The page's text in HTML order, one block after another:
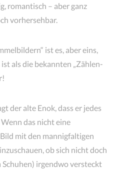
romantisch – aber ganz
vorhersehbar.
ist es, aber eins,
als die bekannten „Zählen-
der alte Enok, dass er jedes
das nicht eine
mit den mannigfaltigen
ob sich nicht doch
Schuhen) irgendwo versteckt